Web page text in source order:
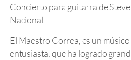
Concierto para guitarra de
Nacional.
El Maestro Correa, es un músico
entusiasta, que ha logrado